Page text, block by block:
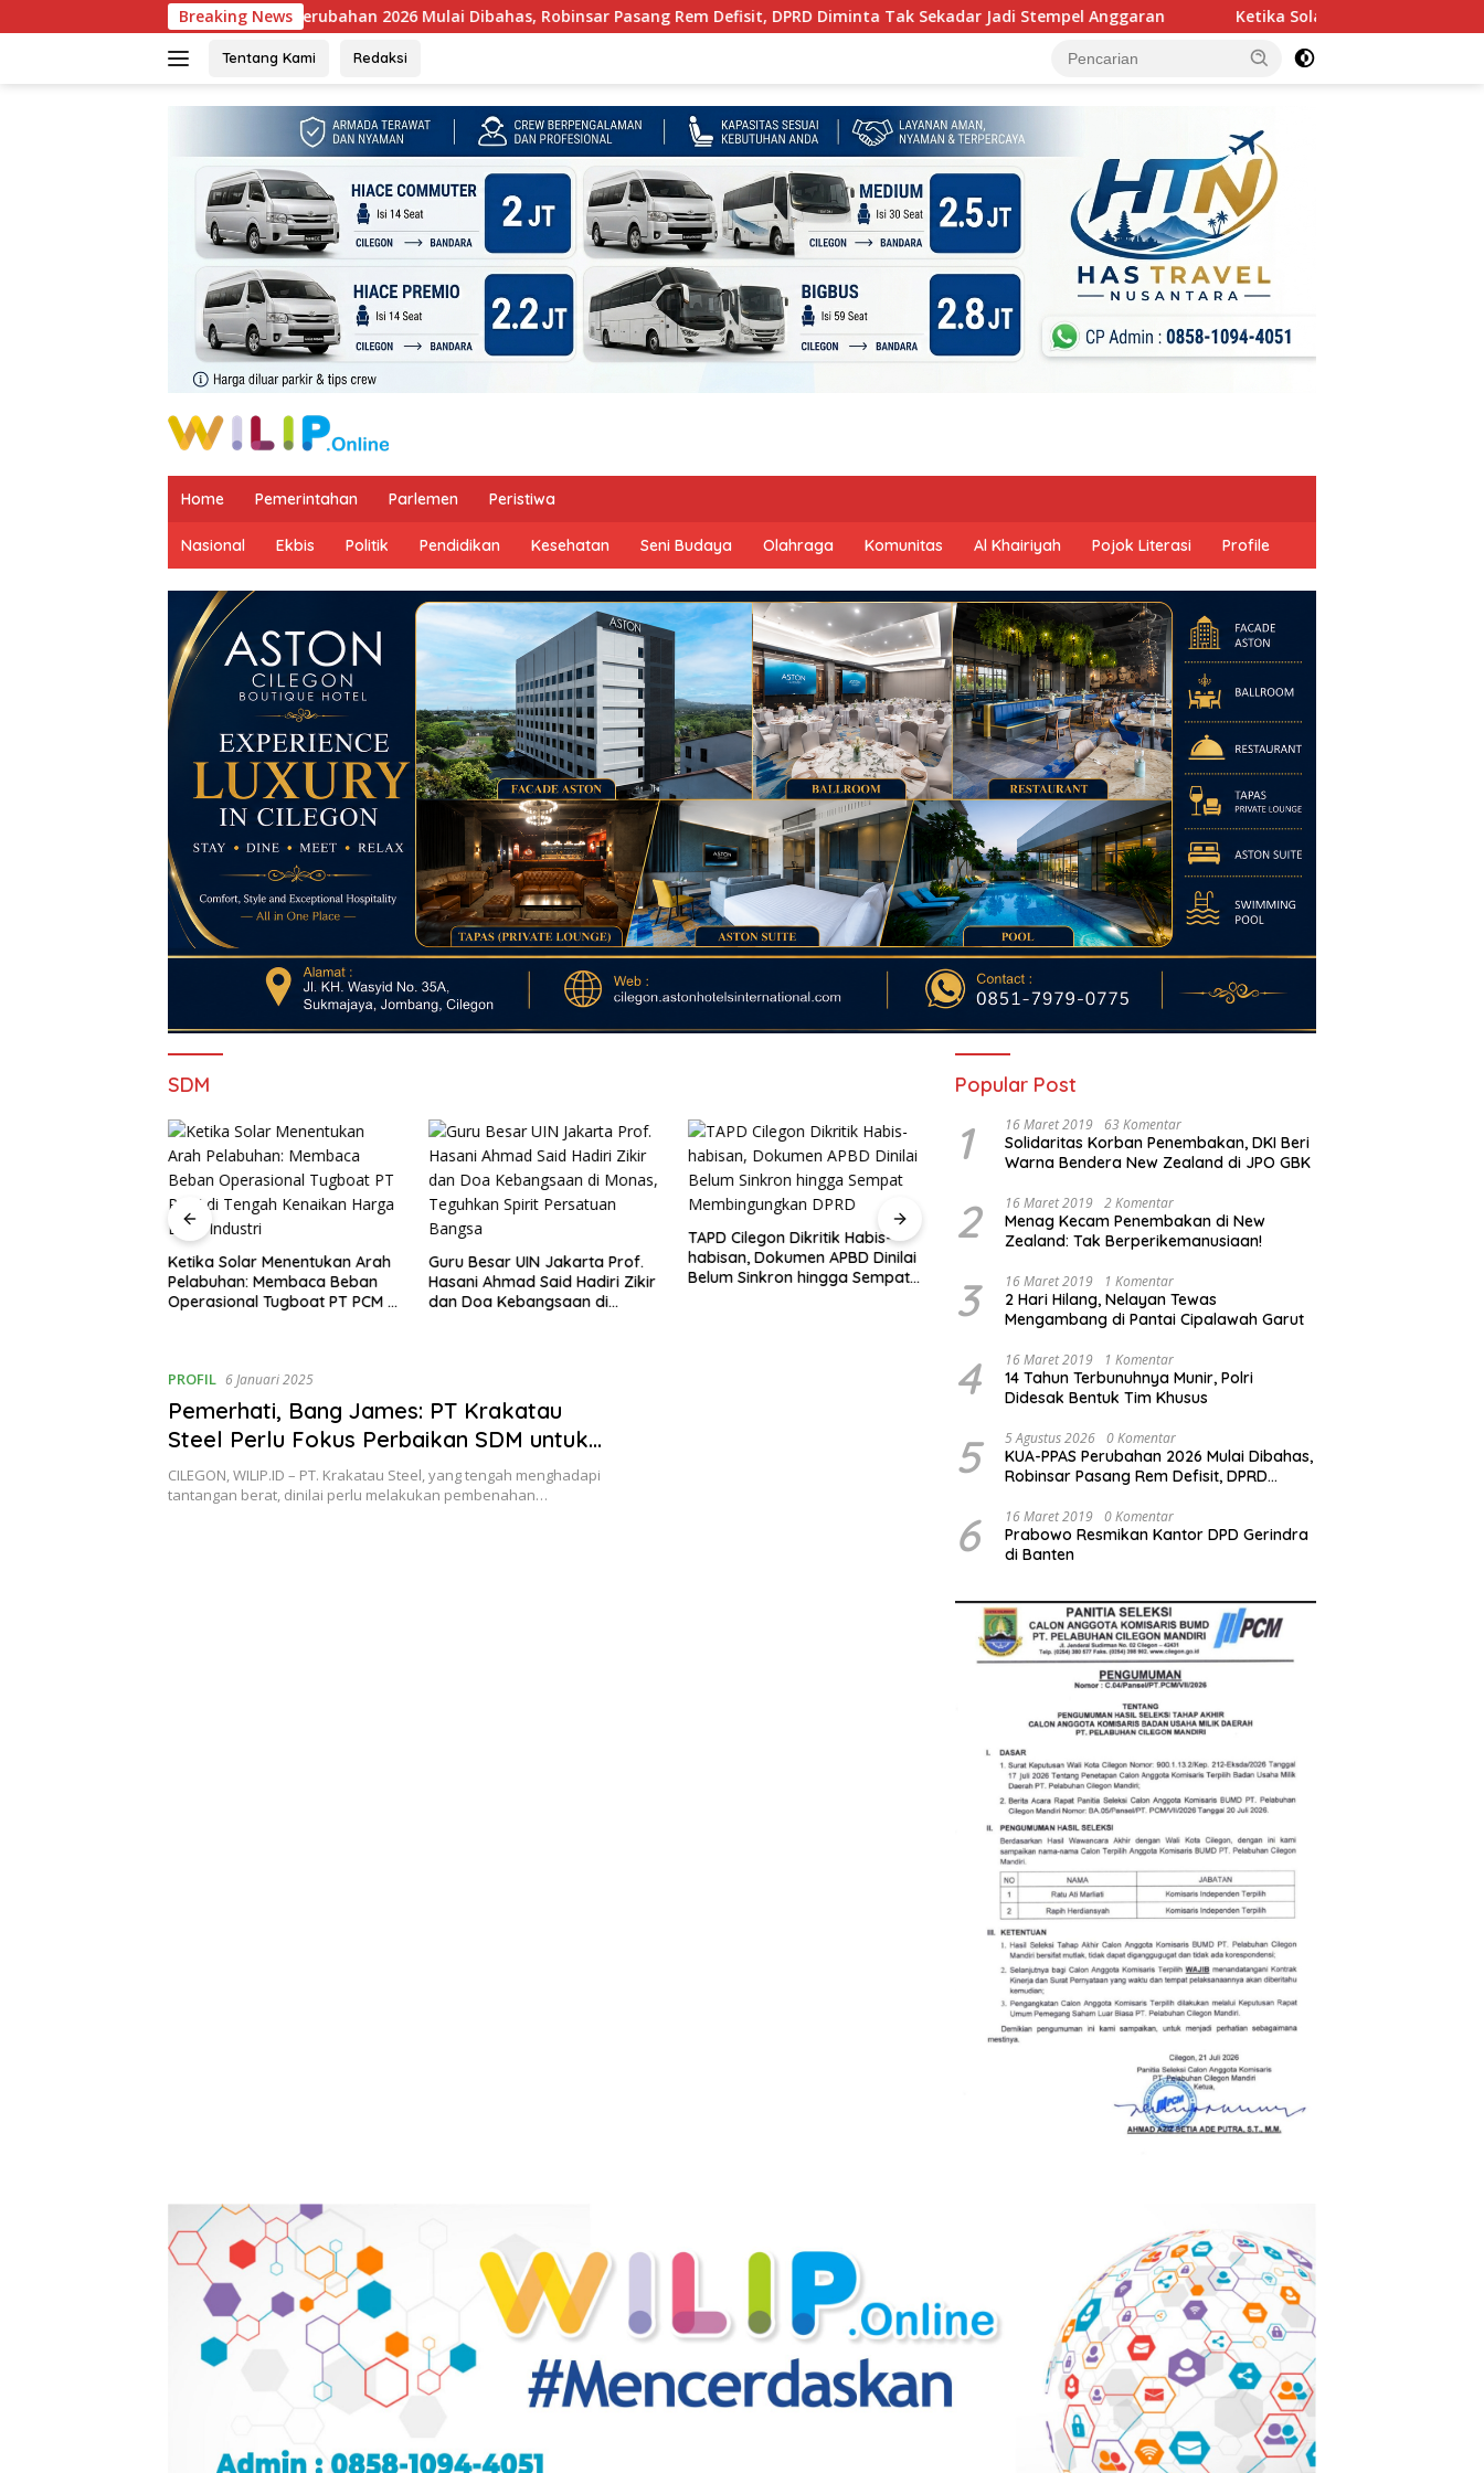
ke
Breaking News
KUA-PPAS Perubahan 2026 Mulai Dibahas, Robinsar Pasang Rem Defisit, DPRD Diminta Tak Sekadar Jadi Stempel Anggaran Ketika Solar Menentukan Arah Pelabuhan:
Tentang Kami Redaksi
Home Pemerintahan Parlemen Peristiwa
Nasional Ekbis Politik Pendidikan Kesehatan Seni Budaya Olahraga Komunitas Al Khairiyah Pojok Literasi Profile
SDM
Ketika Solar Menentukan Arah
Pelabuhan: Membaca Beban
Operasional Tugboat PT PCM di
Guru Besar UIN Jakarta Prof.
Hasani Ahmad Said Hadiri Zikir
dan Doa Kebangsaan di
TAPD Cilegon Dikritik Habis-
habisan, Dokumen APBD Dinilai
Belum Sinkron hingga Sempat
PAD atau Mati Gaya? Fauzi
Desviandy Ingatkan Masa
Depan Fiskal Cilegon
Pasca Kebakaran CRM,
Pekerja Cilegon
PROFIL 6 Januari 2025
Pemerhati, Bang James: PT Krakatau
Steel Perlu Fokus Perbaikan SDM untuk
Selamatkan Perusahaan
CILEGON, WILIP.ID – PT. Krakatau Steel, yang tengah menghadapi
tantangan berat, dinilai perlu melakukan pembenahan…
Popular Post
1 16 Maret 2019 63 Komentar
Solidaritas Korban Penembakan, DKI Beri
Warna Bendera New Zealand di JPO GBK
2 16 Maret 2019 2 Komentar
Menag Kecam Penembakan di New
Zealand: Tak Berperikemanusiaan!
3 16 Maret 2019 1 Komentar
2 Hari Hilang, Nelayan Tewas
Mengambang di Pantai Cipalawah Garut
4 16 Maret 2019 1 Komentar
14 Tahun Terbunuhnya Munir, Polri
Didesak Bentuk Tim Khusus
5 5 Agustus 2026 0 Komentar
KUA-PPAS Perubahan 2026 Mulai Dibahas,
Robinsar Pasang Rem Defisit, DPRD
Anggaran
6 16 Maret 2019 0 Komentar
Prabowo Resmikan Kantor DPD Gerindra
di Banten